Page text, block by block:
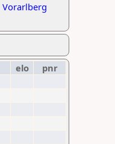
Vorarlberg
elo
pnr